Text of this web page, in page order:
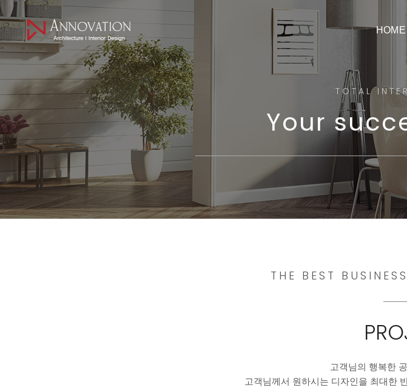
HOME
TOTAL
Your
THE BEST
고객님의 행복한
고객님께서 원하시는 디자인을 최대한